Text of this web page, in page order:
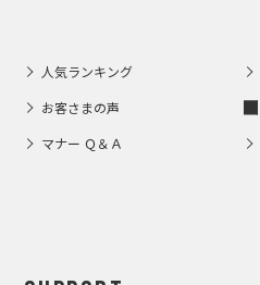
人気ランキング
お客さまの声
マナー Ｑ＆Ａ